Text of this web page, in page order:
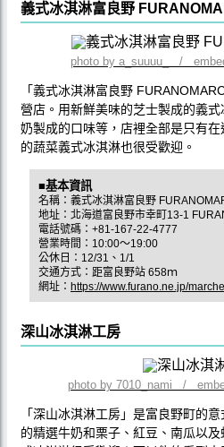
義式冰淇淋富良野
photo by a_suuuu_ /
「義式冰淇淋富良野
營店。用新鮮美味的芝士製成的義
奶製成的口味等，店裡全部是只有
的蔬菜義式冰淇淋也很受歡迎。
■基本資訊
名稱：義式冰淇淋富良野
地址：北海道富良野市幸町13-1
電話號碼：+81-167-22-4777
營業時間：10:00～19:00
公休日：12/31、1/1
交通方式：距富良野站 658ｍ
網址： https://www.furano.ne.jp/
深山冰淇淋工房
photo by 7010_nami /
「深山冰淇淋工房」是富良野町的
的精選牛奶和栗子、紅豆、南瓜以